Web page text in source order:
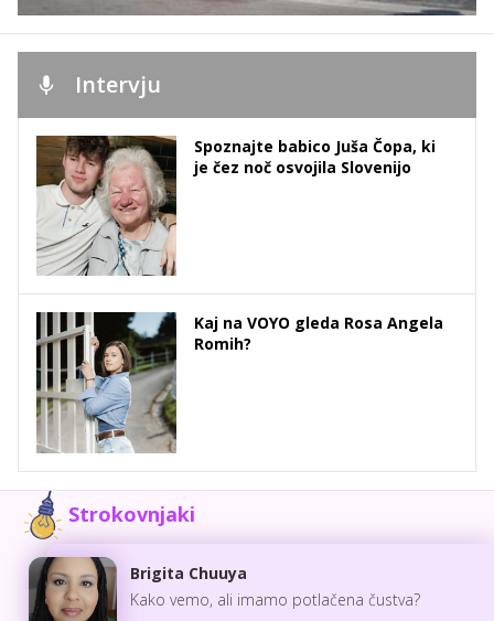
Intervju
Spoznajte babico Juša Čopa, ki
je čez noč osvojila Slovenijo
Kaj na VOYO gleda Rosa Angela
Romih?
Strokovnjaki
Brigita Chuuya
Kako vemo, ali imamo potlačena čustva?